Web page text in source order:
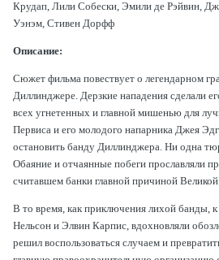
Крудап, Лили Собески, Эмили де Рэйвин,
Уэнэм, Стивен Дорфф
Описание:
Сюжет фильма повествует о легендарном
Диллинджере. Дерзкие нападения сделали
всех угнетенных и главной мишенью для
Первиса и его молодого напарника Джея
остановить банду Диллинджера. Ни одна
Обаяние и отчаянные побеги прославляли
считавшем банки главной причиной Великой
В то время, как приключения лихой банды,
Нельсон и Элвин Карпис, вдохновляли
решил воспользоваться случаем и